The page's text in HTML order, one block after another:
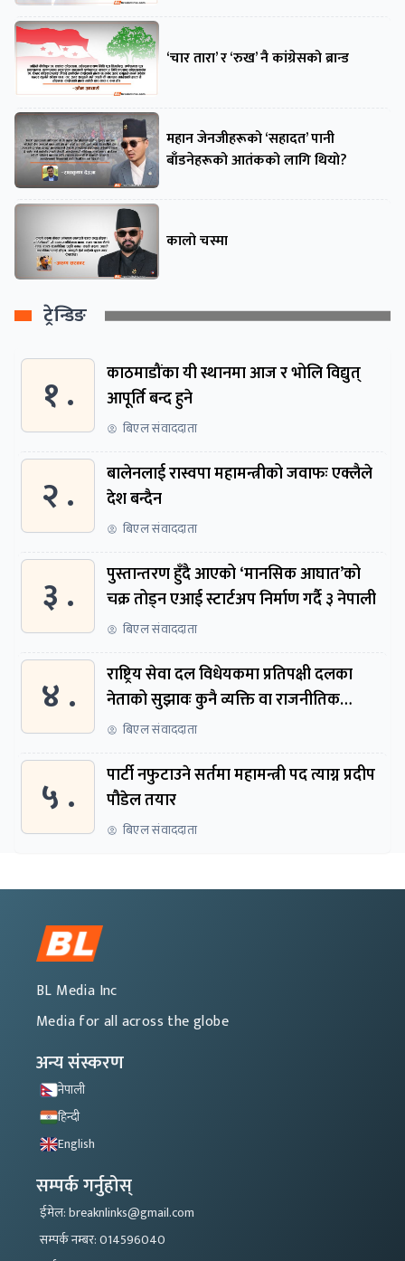
‘चार तारा’ र ‘रुख’ नै कांग्रेसको ब्रान्ड
महान जेनजीहरूको ‘सहादत’ पानी
बाँडनेहरूको आतंकको लागि थियो?
कालो चस्मा
ट्रेन्डिङ
१ .
काठमाडौंका यी स्थानमा आज र भोलि विद्युत्
आपूर्ति बन्द हुने
बिएल संवाददाता
२ .
बालेनलाई रास्वपा महामन्त्रीको जवाफः एक्लैले
देश बन्दैन
बिएल संवाददाता
३ .
पुस्तान्तरण हुँदै आएको ‘मानसिक आघात’को
चक्र तोड्न एआई स्टार्टअप निर्माण गर्दै ३ नेपाली
बिएल संवाददाता
४ .
राष्ट्रिय सेवा दल विधेयकमा प्रतिपक्षी दलका
नेताको सुझावः कुनै व्यक्ति वा राजनीतिक
नेतृत्वबाट निर्देशित हुने संस्था नबनोस्
बिएल संवाददाता
५ .
पार्टी नफुटाउने सर्तमा महामन्त्री पद त्याग्न प्रदीप
पौडेल तयार
बिएल संवाददाता
BL Media Inc
Media for all across the globe
अन्य संस्करण
नेपाली
हिन्दी
English
सम्पर्क गर्नुहोस्
ईमेल: breaknlinks@gmail.com
सम्पर्क नम्बर: 014596040